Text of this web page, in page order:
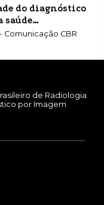
do diagnóstico
saúde
Comunicação CBR
de Radiologia
por Imagem